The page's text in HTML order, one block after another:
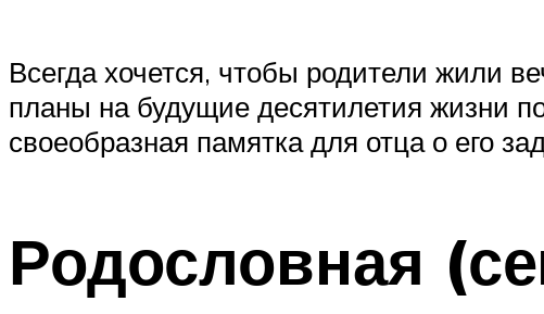
Всегда хочется, чтобы родители жили
планы на будущие десятилетия жизни
своеобразная памятка для отца о его
Родословная